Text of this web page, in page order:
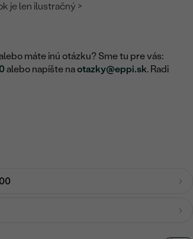
je len ilustračný >
máte inú otázku? Sme tu pre vás:
alebo napíšte naotazky@eppi.sk. Radi